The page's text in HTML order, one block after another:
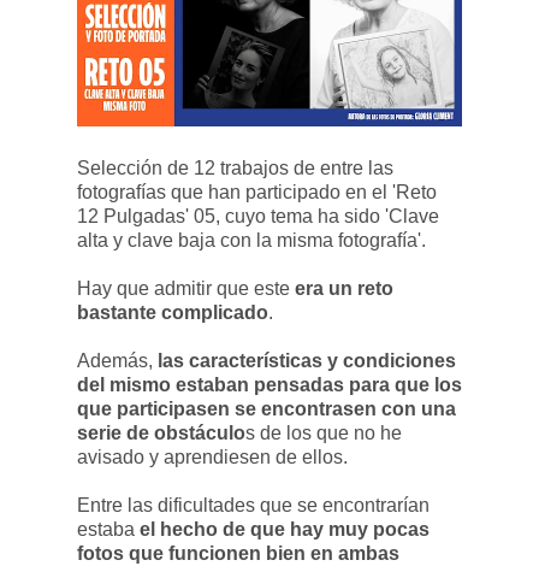
Selección de 12 trabajos de entre las
fotografías que han participado en el 'Reto
12 Pulgadas' 05, cuyo tema ha sido 'Clave
alta y clave baja con la misma fotografía'.
Hay que admitir que este era un reto
bastante complicado.
Además, las características y condiciones
del mismo estaban pensadas para que los
que participasen se encontrasen con una
serie de obstáculos de los que no he
avisado y aprendiesen de ellos.
Entre las dificultades que se encontrarían
estaba el hecho de que hay muy pocas
fotos que funcionen bien en ambas